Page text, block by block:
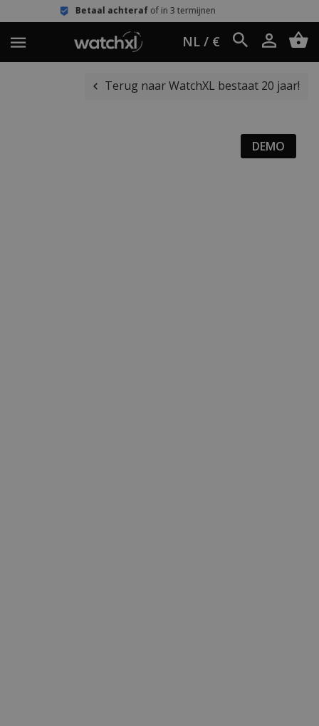
achterafof in 3 termijnen
NL / €
Terug naar WatchXL bestaat 20 jaar!
DEMO